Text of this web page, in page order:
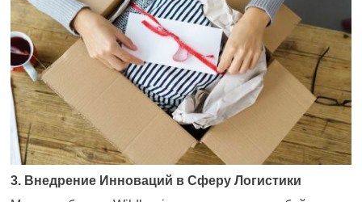
3. Внедрение Инноваций в Сферу Логистики